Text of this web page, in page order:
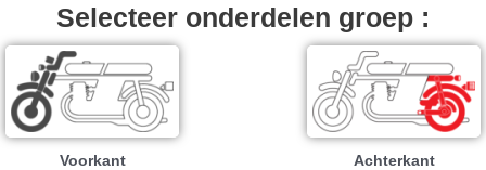
Selecteer onderdelen groep :
Voorkant Achterkant